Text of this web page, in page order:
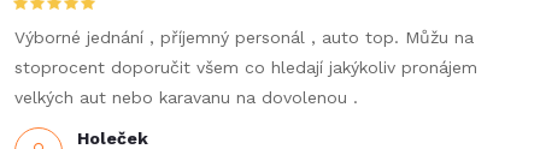
v
k
y
Holeček
Výborné jednání , příjemný personál , auto top. Můžu na
stoprocent doporučit všem co hledají jakýkoliv pronájem
velkých aut nebo karavanu na dovolenou .